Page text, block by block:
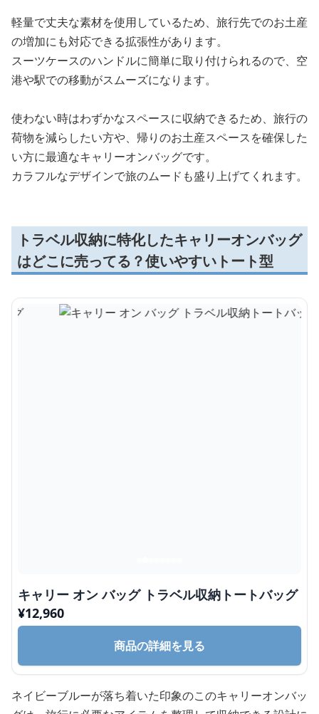
軽量で丈夫な素材を使用しているため、旅行先でのお土産
の増加にも対応できる拡張性があります。
スーツケースのハンドルに簡単に取り付けられるので、空
港や駅での移動がスムーズになります。
使わない時はわずかなスペースに収納できるため、旅行の
荷物を減らしたい方や、帰りのお土産スペースを確保した
い方に最適なキャリーオンバッグです。
カラフルなデザインで旅のムードも盛り上げてくれます。
トラベル収納に特化したキャリーオンバッグ
はどこに売ってる？使いやすいトート型
キャリー オン バッグ トラベル収納トートバッグ
¥12,960
商品の詳細を見る
ネイビーブルーが落ち着いた印象のこのキャリーオンバッ